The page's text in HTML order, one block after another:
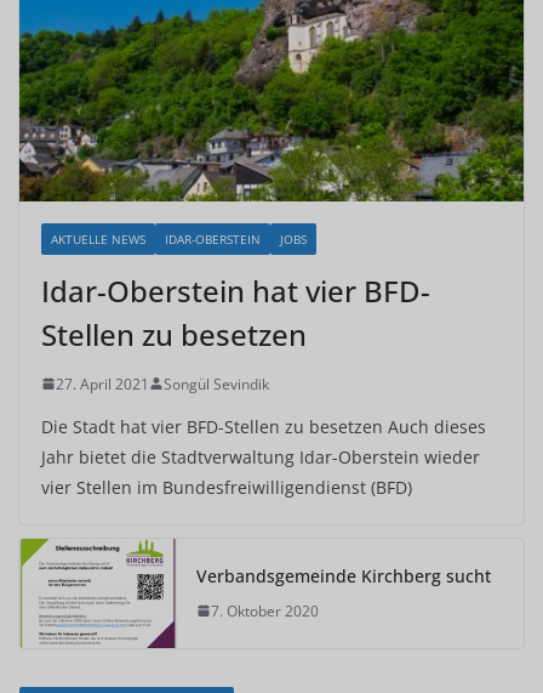
AKTUELLE NEWS IDAR-OBERSTEIN JOBS
Idar-Oberstein hat vier BFD-
Stellen zu besetzen
27. April 2021 Songül Sevindik
Die Stadt hat vier BFD-Stellen zu besetzen Auch dieses
Jahr bietet die Stadtverwaltung Idar-Oberstein wieder
vier Stellen im Bundesfreiwilligendienst (BFD)
Verbandsgemeinde Kirchberg sucht
7. Oktober 2020